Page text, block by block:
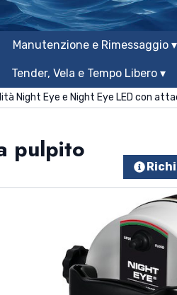
Manutenzione e Rimessaggio ▾
Tender, Vela e Tempo Libero ▾
Night Eye e Night Eye LED con
pulpito